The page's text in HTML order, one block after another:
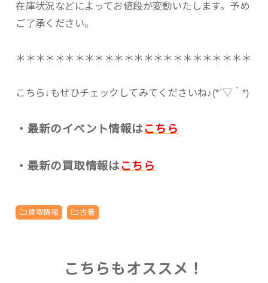
在庫状況などによってお値段が変動いたします。予め
ご了承ください。
＊＊＊＊＊＊＊＊＊＊＊＊＊＊＊＊＊＊＊＊＊＊＊＊
こちら↓もぜひチェックしてみてくださいね♪(*´▽｀*)
・最新のイベント情報はこちら
・最新の買取情報はこちら
買取情報 古着
こちらもオススメ！